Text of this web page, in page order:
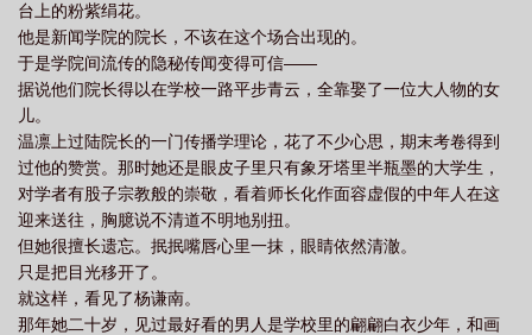
台上的粉紫绢花。
他是新闻学院的院长，不该在这个场合出现的。
于是学院间流传的隐秘传闻变得可信——
据说他们院长得以在学校一路平步青云，全靠娶了一位大人物的女
儿。
温凛上过陆院长的一门传播学理论，花了不少心思，期末考卷得到
过他的赞赏。那时她还是眼皮子里只有象牙塔里半瓶墨的大学生，
对学者有股子宗教般的崇敬，看着师长化作面容虚假的中年人在这
迎来送往，胸臆说不清道不明地别扭。
但她很擅长遗忘。抿抿嘴唇心里一抹，眼睛依然清澈。
只是把目光移开了。
就这样，看见了杨谦南。
那年她二十岁，见过最好看的男人是学校里的翩翩白衣少年，和画